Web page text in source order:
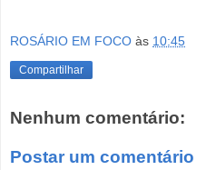
ROSÁRIO EM FOCO às 10:45
Compartilhar
Nenhum comentário:
Postar um comentário